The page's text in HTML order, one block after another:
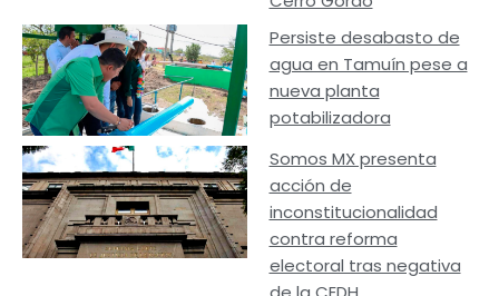
Persiste desabasto de
agua en Tamuín pese a
nueva planta
potabilizadora
Somos MX presenta
acción de
inconstitucionalidad
contra reforma
electoral tras negativa